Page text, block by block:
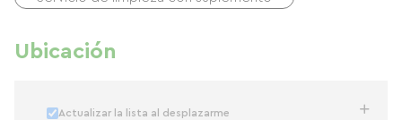
Ubicación
Actualizar la lista al desplazarme